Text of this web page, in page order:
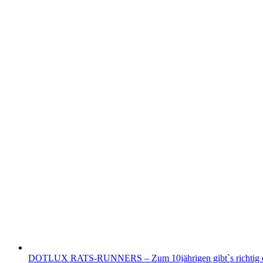
DOTLUX RATS-RUNNERS – Zum 10jährigen gibt`s richtig